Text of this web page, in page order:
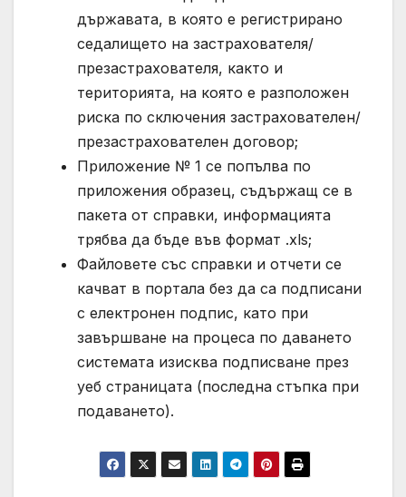
държавата, в която е регистрирано
седалището на застрахователя/
презастрахователя, както и
територията, на която е разположен
риска по сключения застрахователен/
презастрахователен договор;
Приложение № 1 се попълва по
приложения образец, съдържащ се в
пакета от справки, информацията
трябва да бъде във формат .xls;
Файловете със справки и отчети се
качват в портала без да са подписани
с електронен подпис, като при
завършване на процеса по даването
системата изисква подписване през
уеб страницата (последна стъпка при
подаването).